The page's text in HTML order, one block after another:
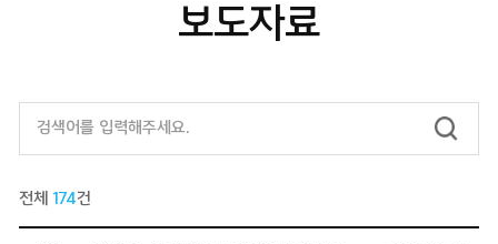
보도자료
전체174건